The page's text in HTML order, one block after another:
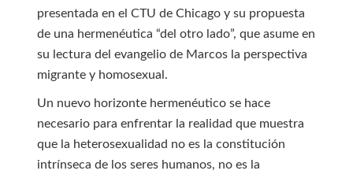
presentada en el CTU de Chicago y su propuesta
de una hermenéutica “del otro lado”, que asume en
su lectura del evangelio de Marcos la perspectiva
migrante y homosexual.
Un nuevo horizonte hermenéutico se hace
necesario para enfrentar la realidad que muestra
que la heterosexualidad no es la constitución
intrínseca de los seres humanos, no es la